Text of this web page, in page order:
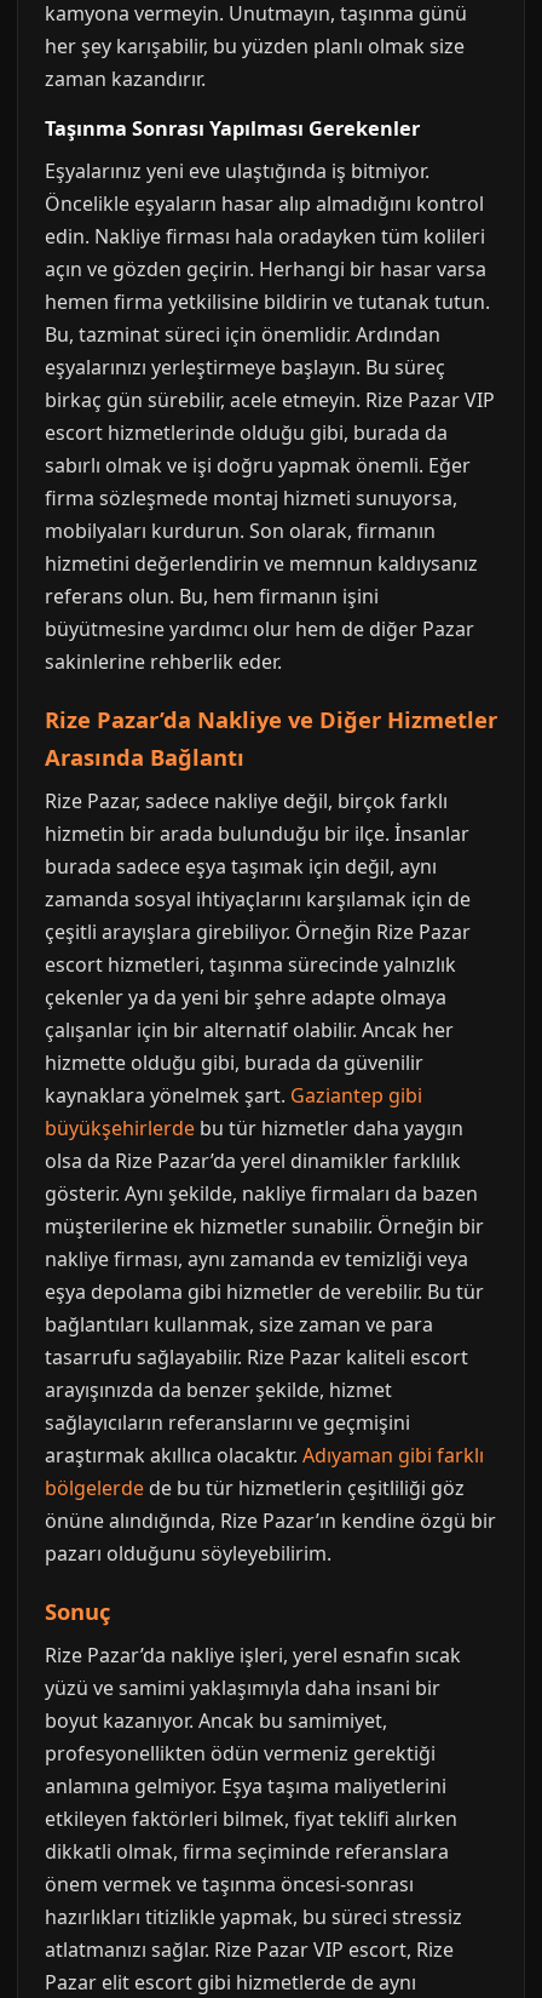
kamyona vermeyin. Unutmayın, taşınma günü
her şey karışabilir, bu yüzden planlı olmak size
zaman kazandırır.
Taşınma Sonrası Yapılması Gerekenler
Eşyalarınız yeni eve ulaştığında iş bitmiyor.
Öncelikle eşyaların hasar alıp almadığını kontrol
edin. Nakliye firması hala oradayken tüm kolileri
açın ve gözden geçirin. Herhangi bir hasar varsa
hemen firma yetkilisine bildirin ve tutanak tutun.
Bu, tazminat süreci için önemlidir. Ardından
eşyalarınızı yerleştirmeye başlayın. Bu süreç
birkaç gün sürebilir, acele etmeyin. Rize Pazar VIP
escort hizmetlerinde olduğu gibi, burada da
sabırlı olmak ve işi doğru yapmak önemli. Eğer
firma sözleşmede montaj hizmeti sunuyorsa,
mobilyaları kurdurun. Son olarak, firmanın
hizmetini değerlendirin ve memnun kaldıysanız
referans olun. Bu, hem firmanın işini
büyütmesine yardımcı olur hem de diğer Pazar
sakinlerine rehberlik eder.
Rize Pazar’da Nakliye ve Diğer Hizmetler
Arasında Bağlantı
Rize Pazar, sadece nakliye değil, birçok farklı
hizmetin bir arada bulunduğu bir ilçe. İnsanlar
burada sadece eşya taşımak için değil, aynı
zamanda sosyal ihtiyaçlarını karşılamak için de
çeşitli arayışlara girebiliyor. Örneğin Rize Pazar
escort hizmetleri, taşınma sürecinde yalnızlık
çekenler ya da yeni bir şehre adapte olmaya
çalışanlar için bir alternatif olabilir. Ancak her
hizmette olduğu gibi, burada da güvenilir
kaynaklara yönelmek şart. Gaziantep gibi
büyükşehirlerde bu tür hizmetler daha yaygın
olsa da Rize Pazar’da yerel dinamikler farklılık
gösterir. Aynı şekilde, nakliye firmaları da bazen
müşterilerine ek hizmetler sunabilir. Örneğin bir
nakliye firması, aynı zamanda ev temizliği veya
eşya depolama gibi hizmetler de verebilir. Bu tür
bağlantıları kullanmak, size zaman ve para
tasarrufu sağlayabilir. Rize Pazar kaliteli escort
arayışınızda da benzer şekilde, hizmet
sağlayıcıların referanslarını ve geçmişini
araştırmak akıllıca olacaktır. Adıyaman gibi farklı
bölgelerde de bu tür hizmetlerin çeşitliliği göz
önüne alındığında, Rize Pazar’ın kendine özgü bir
pazarı olduğunu söyleyebilirim.
Sonuç
Rize Pazar’da nakliye işleri, yerel esnafın sıcak
yüzü ve samimi yaklaşımıyla daha insani bir
boyut kazanıyor. Ancak bu samimiyet,
profesyonellikten ödün vermeniz gerektiği
anlamına gelmiyor. Eşya taşıma maliyetlerini
etkileyen faktörleri bilmek, fiyat teklifi alırken
dikkatli olmak, firma seçiminde referanslara
önem vermek ve taşınma öncesi-sonrası
hazırlıkları titizlikle yapmak, bu süreci stressiz
atlatmanızı sağlar. Rize Pazar VIP escort, Rize
Pazar elit escort gibi hizmetlerde de aynı